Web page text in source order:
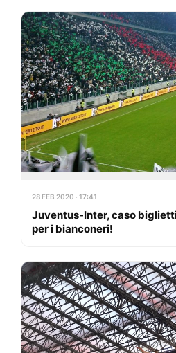
28 FEB 2020 · 17:41
Juventus-Inter, caso
per i bianconeri!